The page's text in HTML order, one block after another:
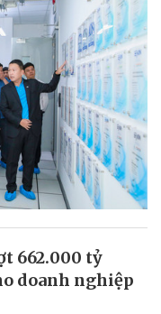
662.000 tỷ
doanh nghiệp